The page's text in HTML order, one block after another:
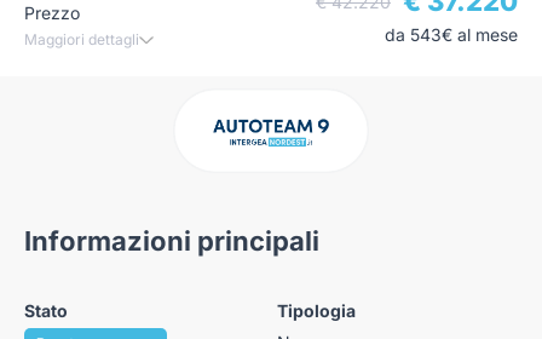
Prezzo
Maggiori dettagli da 543€ al mese
Informazioni principali
Stato
Tipologia